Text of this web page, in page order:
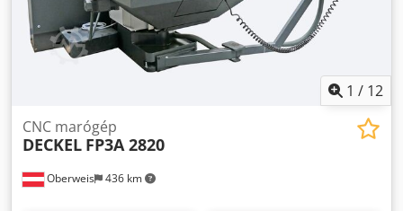
1 / 12
Oberweis 436 km
CNC marógép
DECKEL FP3A 2820